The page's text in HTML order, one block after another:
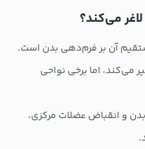
می‌کند؟
آن بر فرم‌دهی بدن است.
می‌کند، اما برخی نواحی
و انقباض عضلات مرکزی،